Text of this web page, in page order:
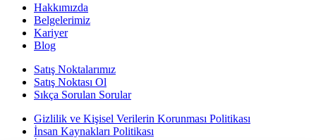
Hakkımızda
Belgelerimiz
Kariyer
Blog
Satış Noktalarımız
Satış Noktası Ol
Sıkça Sorulan Sorular
Gizlilik ve Kişisel Verilerin Korunması Politikası
İnsan Kaynakları Politikası